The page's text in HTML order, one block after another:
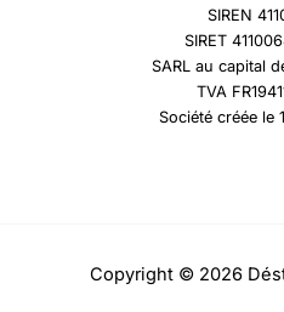
SIREN
SIRET
SARL au capital
TVA
Société créée le
Copyright © 2026